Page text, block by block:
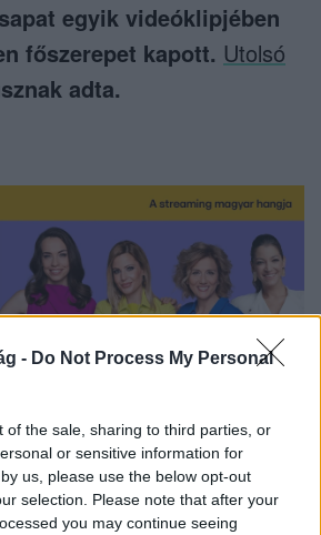
- Do Not Process My Personal
of the sale, sharing to third parties, or
or sensitive information for
us, please use the below opt-out
selection. Please note that after your
you may continue seeing
egyik videóklipjében
főszerepet kapott. Utolsó
adta.
az RTL+-on!